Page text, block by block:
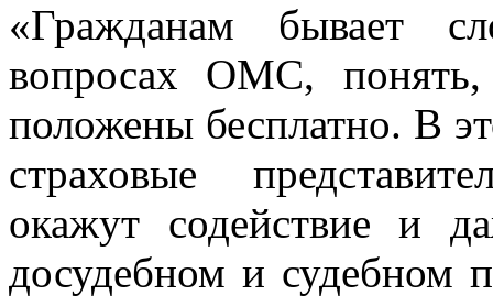
«Гражданам бывает
вопросах ОМС, понять,
положены бесплатно. В
страховые
окажут содействие и
досудебном и судебном